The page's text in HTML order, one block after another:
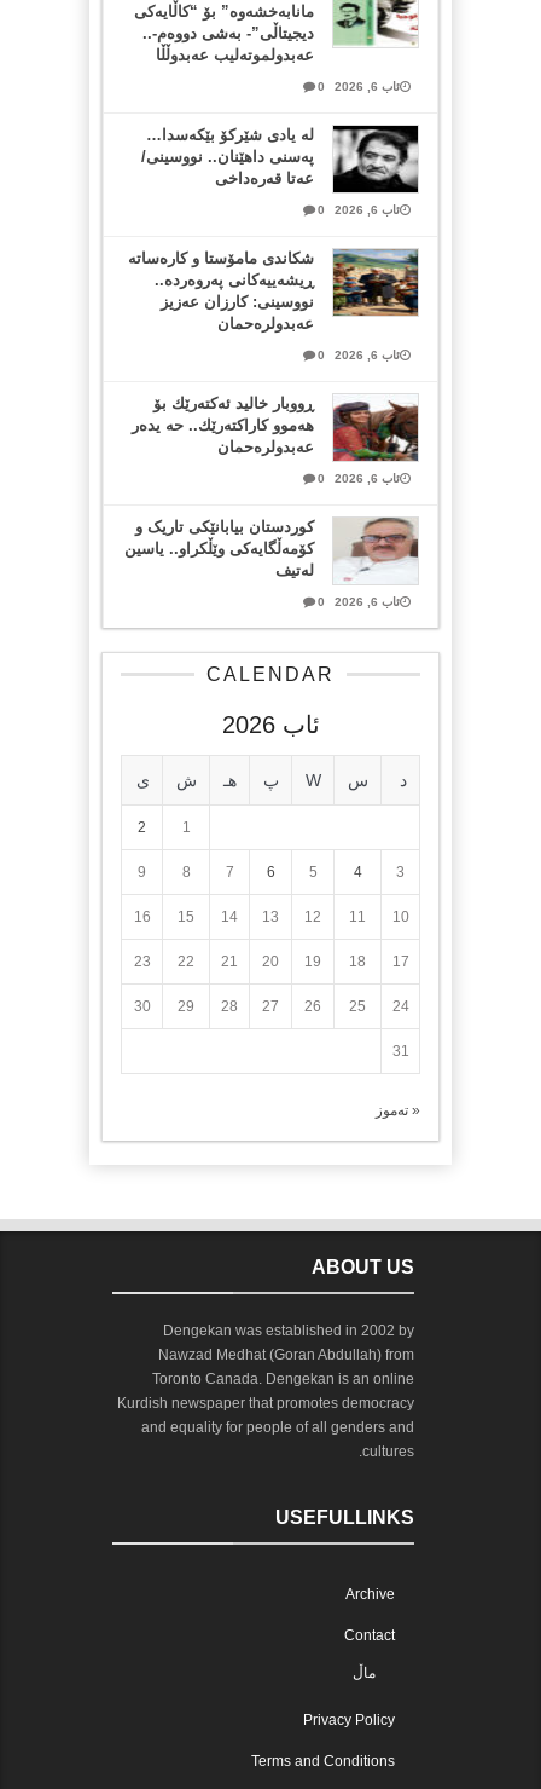
مانابەخشەوە” بۆ “کاڵایەکی
دیجیتاڵی”- بەشی دووەم-..
عەبدولموتەلیب عەبدوڵڵا
ئاب 6, 2026 0
لە یادی شێرکۆ بێکەسدا…
پەسنی داهێنان.. نووسینی/
عەتا قەرەداخی
ئاب 6, 2026 0
شکاندی مامۆستا و کارەساتە
ڕیشەییەکانی پەروەردە..
نووسینی: کارزان عەزیز
عەبدولرەحمان
ئاب 6, 2026 0
ڕووبار خالید ئەكتەرێك بۆ
هەموو كاراكتەرێك.. حه یدەر
عەبدولرەحمان
ئاب 6, 2026 0
کوردستان بیابانێکی تاریک و
کۆمەڵگایەکی وێڵکراو.. یاسین
لەتیف
ئاب 6, 2026 0
CALENDAR
ئاب 2026
د س W پ هـ ش ی
1
2
3
4
5
6
7
8
9
10
11
12
13
14
15
16
17
18
19
20
21
22
23
24
25
26
27
28
29
30
31
« تەموز
ABOUT US
Dengekan was established in 2002 by
Nawzad Medhat (Goran Abdullah) from
Toronto Canada. Dengekan is an online
Kurdish newspaper that promotes democracy
and equality for people of all genders and
cultures.
USEFULLINKS
Archive
Contact
ماڵ
Privacy Policy
Terms and Conditions